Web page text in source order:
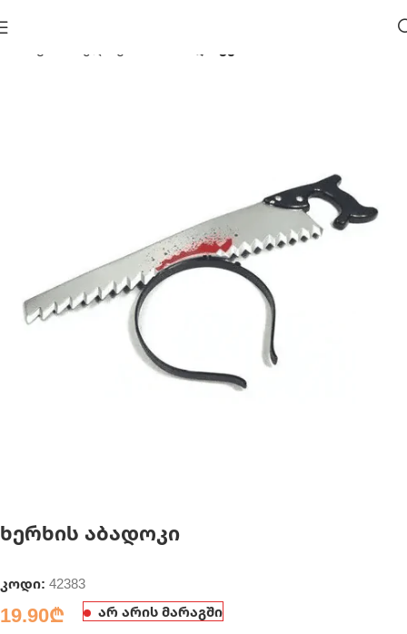
ხერხის აბადოკი
კოდი: 42383
19.90₾ არ არის მარაგში